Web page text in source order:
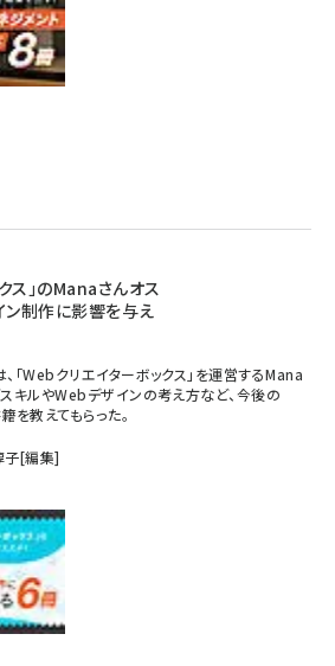
ス」のManaさんオス
ン制作に影響を与え
「Webクリエイターボックス」を運営するMana
キルやWebデザインの考え方など、今後の
教えてもらった。
子[編集]